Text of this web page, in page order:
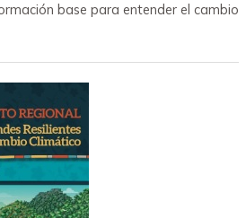
base para entender el cambio